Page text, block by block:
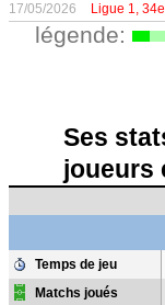
17/05/2026
Ligue 1,
légende:
Ses
joueurs
Temps de jeu
Matchs joués